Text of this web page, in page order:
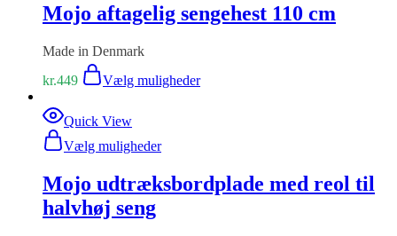
Mojo aftagelig sengehest 110 cm
Made in Denmark
kr.449 Vælg muligheder
Quick View
Vælg muligheder
Mojo udtræksbordplade med reol til
halvhøj seng